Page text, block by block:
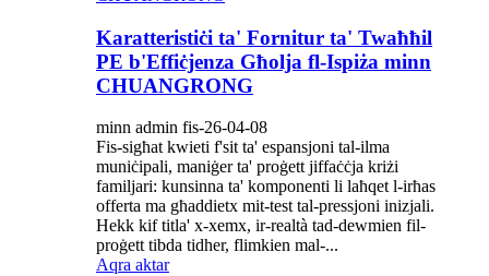
Karatteristiċi ta' Fornitur ta' Twaħħil
PE b'Effiċjenza Għolja fl-Ispiża minn
CHUANGRONG
minn admin fis-26-04-08
Fis-sigħat kwieti f'sit ta' espansjoni tal-ilma
muniċipali, maniġer ta' proġett jiffaċċja kriżi
familjari: kunsinna ta' komponenti li laħqet l-irħas
offerta ma għaddietx mit-test tal-pressjoni inizjali.
Hekk kif titla' x-xemx, ir-realtà tad-dewmien fil-
proġett tibda tidher, flimkien mal-...
Aqra aktar